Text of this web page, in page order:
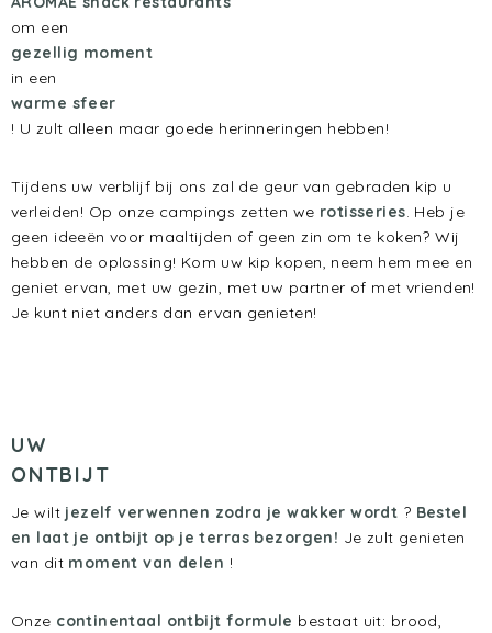
om een
gezellig moment
in een
warme sfeer
! U zult alleen maar goede herinneringen hebben!
Tijdens uw verblijf bij ons zal de geur van gebraden kip u
verleiden! Op onze campings zetten we rotisseries. Heb je
geen ideeën voor maaltijden of geen zin om te koken? Wij
hebben de oplossing! Kom uw kip kopen, neem hem mee en
geniet ervan, met uw gezin, met uw partner of met vrienden!
Je kunt niet anders dan ervan genieten!
UW
ONTBIJT
Je wilt jezelf verwennen zodra je wakker wordt ? Bestel
en laat je ontbijt op je terras bezorgen! Je zult genieten
van dit moment van delen !
Onze continentaal ontbijt formule bestaat uit: brood,